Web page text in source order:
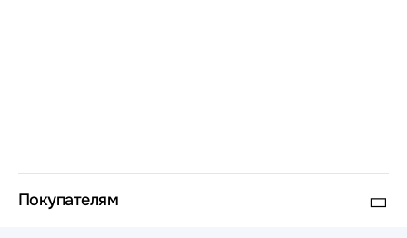
Покупателям